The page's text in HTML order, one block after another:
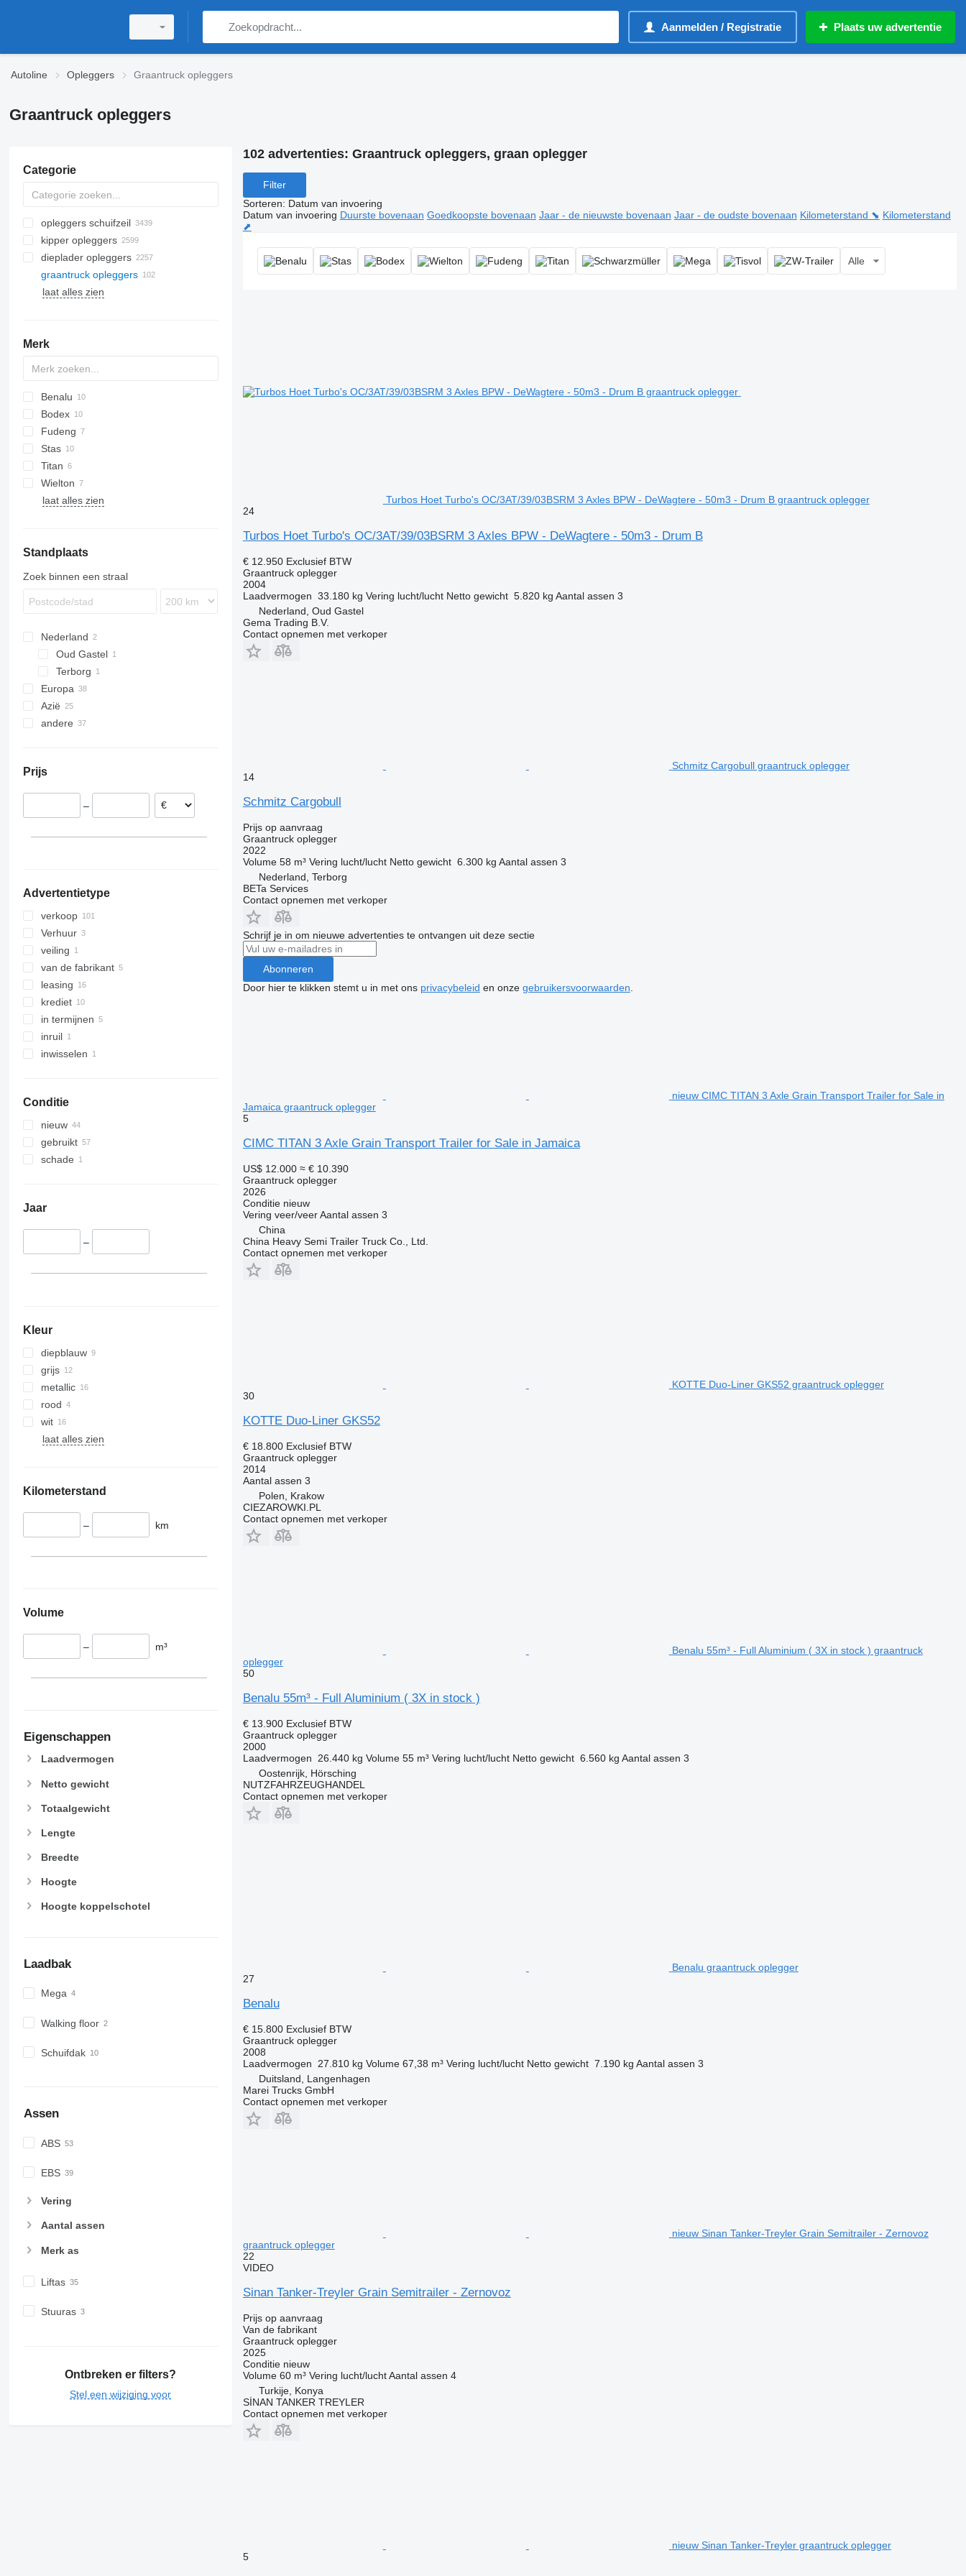
Aanmelden / Registratie Plaats uw advertentie
Autoline Opleggers Graantruck opleggers
Graantruck opleggers
Categorie
opleggers schuifzeil
kipper opleggers
dieplader opleggers
graantruck opleggers
laat alles zien
Merk
Benalu
C-series
Optiliner
T-series
Bodex
KIS
CHKS
DHKS
Fudeng
S-series
SK
MNL
RHKS
Stas
S-series
Titan
Wielton
NW
laat alles zien
Standplaats
Zoek binnen een straal
Nederland
Oud Gastel
Terborg
Europa
Hongarije
Litouwen
Frankrijk
Azië
China
andere
Prijs
–
Advertentietype
verkoop
Verhuur
veiling
van de fabrikant
leasing
krediet
in termijnen
inruil
inwisselen
Conditie
nieuw
gebruikt
schade
Jaar
–
Kleur
diepblauw
grijs
metallic
rood
wit
laat alles zien
Kilometerstand
– km
Volume
– m³
Eigenschappen
Laadvermogen
Netto gewicht
Totaalgewicht
Lengte
Breedte
Hoogte
Hoogte koppelschotel
Laadbak
Mega
Walking floor
Schuifdak
Assen
ABS
EBS
Vering
Aantal assen
Merk as
Liftas
Stuuras
Ontbreken er filters?
Stel een wijziging voor
102 advertenties: Graantruck opleggers, graan oplegger
Filter
Sorteren: Datum van invoering
Datum van invoering Duurste bovenaan Goedkoopste bovenaan Jaar - de nieuwste bovenaan Jaar - de oudste bovenaan Kilometerstand ⬊ Kilometerstand
⬈
Alle
Turbos Hoet Turbo's OC/3AT/39/03BSRM 3 Axles BPW - DeWagtere - 50m3 - Drum B graantruck oplegger
24
Turbos Hoet Turbo's OC/3AT/39/03BSRM 3 Axles BPW - DeWagtere - 50m3 - Drum B
€ 12.950 Exclusief BTW
Graantruck oplegger
2004
Laadvermogen 33.180 kg Vering lucht/lucht Netto gewicht 5.820 kg Aantal assen 3
Nederland, Oud Gastel
Gema Trading B.V.
Contact opnemen met verkoper
Schmitz Cargobull graantruck oplegger
14
Schmitz Cargobull
Prijs op aanvraag
Graantruck oplegger
2022
Volume 58 m³ Vering lucht/lucht Netto gewicht 6.300 kg Aantal assen 3
Nederland, Terborg
BETa Services
Contact opnemen met verkoper
Schrijf je in om nieuwe advertenties te ontvangen uit deze sectie
Abonneren
Door hier te klikken stemt u in met ons privacybeleid en onze gebruikersvoorwaarden
nieuw CIMC TITAN 3 Axle Grain Transport Trailer for Sale in
Jamaica graantruck oplegger
5
CIMC TITAN 3 Axle Grain Transport Trailer for Sale in Jamaica
US$ 12.000 ≈ € 10.390
Graantruck oplegger
2026
Conditienieuw
Vering veer/veer Aantal assen 3
China
China Heavy Semi Trailer Truck Co., Ltd.
Contact opnemen met verkoper
KOTTE Duo-Liner GKS52 graantruck oplegger
30
KOTTE Duo-Liner GKS52
€ 18.800 Exclusief BTW
Graantruck oplegger
2014
Aantal assen 3
Polen, Krakow
CIEZAROWKI.PL
Contact opnemen met verkoper
Benalu 55m³ - Full Aluminium ( 3X in stock ) graantruck
oplegger
50
Benalu 55m³ - Full Aluminium ( 3X in stock )
€ 13.900 Exclusief BTW
Graantruck oplegger
2000
Laadvermogen
26.440 kg Volume 55 m³ Vering lucht/lucht Netto gewicht 6.560 kg Aantal assen 3
Oostenrijk, Hörsching
NUTZFAHRZEUGHANDEL
Contact opnemen met verkoper
Benalu graantruck oplegger
27
Benalu
€ 15.800 Exclusief BTW
Graantruck oplegger
2008
Laadvermogen
27.810 kg Volume 67,38 m³ Vering lucht/lucht Netto gewicht 7.190 kg Aantal assen 3
Duitsland, Langenhagen
Marei Trucks GmbH
Contact opnemen met verkoper
nieuw Sinan Tanker-Treyler Grain Semitrailer - Zernovoz
graantruck oplegger
22
VIDEO
Sinan Tanker-Treyler Grain Semitrailer - Zernovoz
Prijs op aanvraag
Van de fabrikant
Graantruck oplegger
2025
Conditienieuw
Volume 60 m³ Vering lucht/lucht Aantal assen 4
Turkije, Konya
SİNAN TANKER TREYLER
Contact opnemen met verkoper
nieuw Sinan Tanker-Treyler graantruck oplegger
5